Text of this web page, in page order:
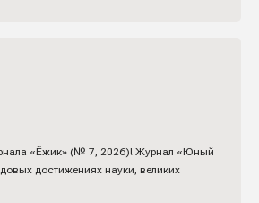
«Ёжик» (№ 7, 2026)! Журнал «Юный
достижениях науки, великих